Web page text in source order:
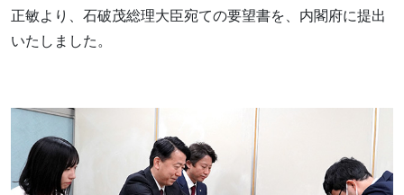
正敏より、石破茂総理大臣宛ての要望書を、内閣府に提出
いたしました。